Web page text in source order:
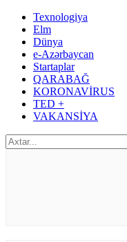
Texnologiya
Elm
Dünya
e-Azərbaycan
Startaplar
QARABAĞ
KORONAVİRUS
TED +
VAKANSİYA